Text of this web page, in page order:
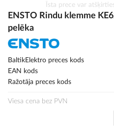
uz
galerijas
sākumu
Īsta prece var
ENSTO Rindu klemme
pelēka
BaltikElektro preces kods
EAN kods
Ražotāja preces kods
Viesa cena bez PVN